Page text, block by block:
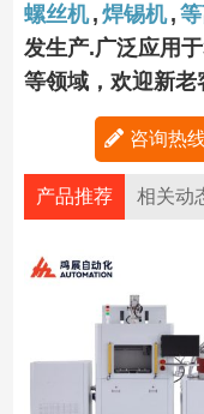
螺丝机 , 焊锡机 ,
发生产.广泛应用
等领域，欢迎新老
咨询热
产品推荐 相关动